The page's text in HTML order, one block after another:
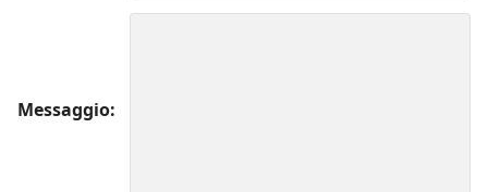
Messaggio